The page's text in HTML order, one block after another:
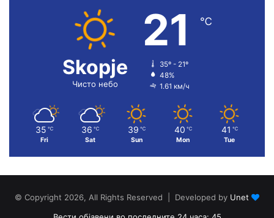
Skopje
Чисто небо
21 ℃
35º - 21º
48%
1.61 км/ч
35 ℃
Fri
36 ℃
Sat
39 ℃
Sun
40 ℃
Mon
41 ℃
Tue
© Copyright 2026, All Rights Reserved | Developed by Unet